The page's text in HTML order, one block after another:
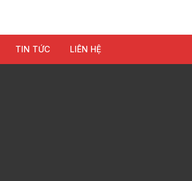
TIN TỨC LIÊN HỆ